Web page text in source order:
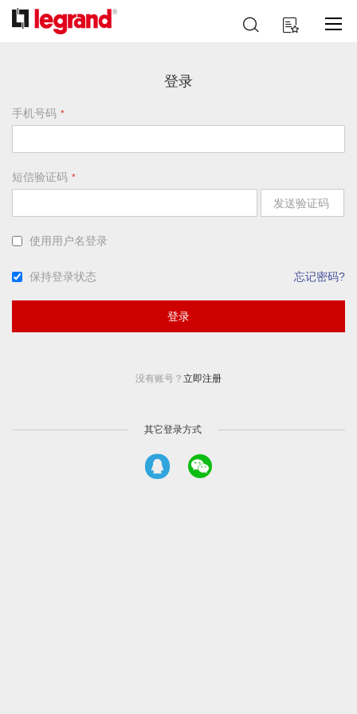
跳
到
我的购物车
索
登录
手机号码
短信验证码
发送验证码
使用用户名登录
保持登录状态 忘记密码?
登录
没有账号？ 立即注册
其它登录方式